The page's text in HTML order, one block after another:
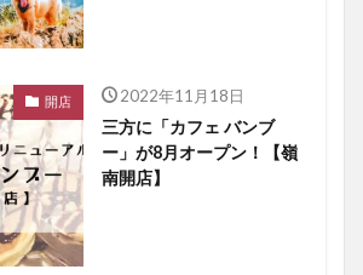
開店 2022年11月18日
三方に「カフェ バンブ
ー」が8月オープン！【嶺
南開店】